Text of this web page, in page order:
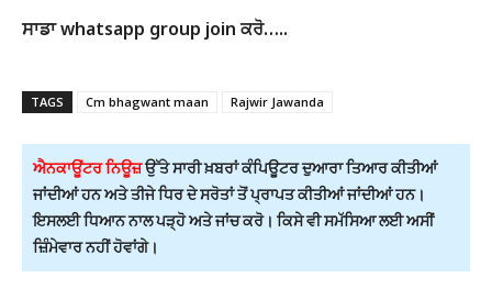
ਸਾਡਾ whatsapp group join ਕਰੋ…..
TAGS Cm bhagwant maan Rajwir Jawanda
ਐਨਕਾਊਂਟਰ ਨਿਊਜ਼ਉੱਤੇ ਸਾਰੀ ਖ਼ਬਰਾਂ ਕੰਪਿਊਟਰ ਦੁਆਰਾ ਤਿਆਰ ਕੀਤੀਆਂ
ਜਾਂਦੀਆਂ ਹਨ ਅਤੇ ਤੀਜੇ ਧਿਰ ਦੇ ਸਰੋਤਾਂ ਤੋਂ ਪ੍ਰਾਪਤ ਕੀਤੀਆਂ ਜਾਂਦੀਆਂ ਹਨ।
ਇਸਲਈ ਧਿਆਨ ਨਾਲ ਪੜ੍ਹੋ ਅਤੇ ਜਾਂਚ ਕਰੋ। ਕਿਸੇ ਵੀ ਸਮੱਸਿਆ ਲਈ ਅਸੀਂ
ਜ਼ਿੰਮੇਵਾਰ ਨਹੀਂ ਹੋਵਾਂਗੇ।